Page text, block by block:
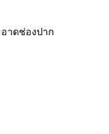
าดช่องปาก